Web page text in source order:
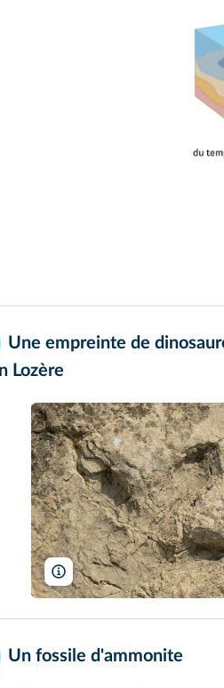
Une empreinte de
Lozère
Ancalagon/Wikimedia
Un fossile d'ammonite